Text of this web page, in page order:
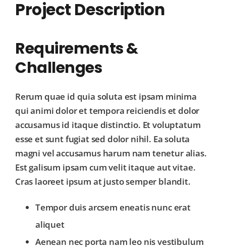
Project Description
Requirements &
Challenges
Rerum quae id quia soluta est ipsam minima
qui animi dolor et tempora reiciendis et dolor
accusamus id itaque distinctio. Et voluptatum
esse et sunt fugiat sed dolor nihil. Ea soluta
magni vel accusamus harum nam tenetur alias.
Est galisum ipsam cum velit itaque aut vitae.
Cras laoreet ipsum at justo semper blandit.
Tempor duis arcsem eneatis nunc erat
aliquet
Aenean nec porta nam leo nis vestibulum